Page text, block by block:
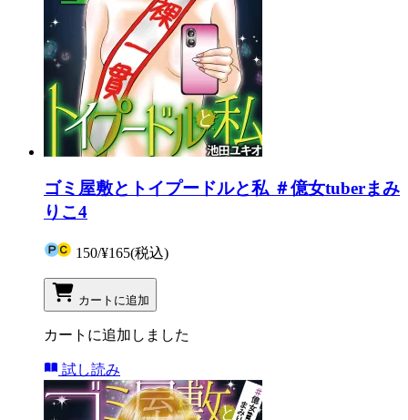
ゴミ屋敷とトイプードルと私 ＃億女tuberまみ
りこ4
150/¥165(税込)
カートに追加
カートに追加しました
試し読み